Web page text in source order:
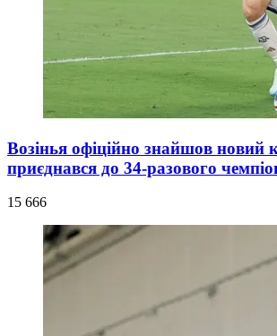
Возінья офіційно знайшов новий
приєднався до 34-разового
15 666